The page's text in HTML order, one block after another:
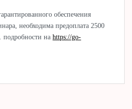
обеспечения
необходима предоплата 2500
подробности наhttps://go-